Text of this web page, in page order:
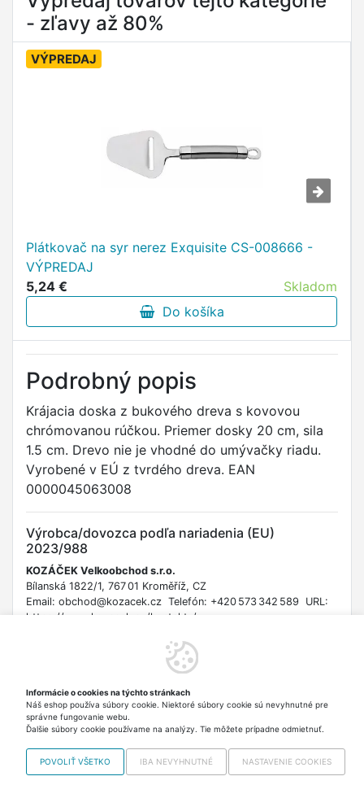
- zľavy až 80%
VÝPREDAJ
Plátkovač na syr nerez Exquisite CS-008666 -
VÝPREDAJ
5,24 €
Skladom
Do košíka
Podrobný popis
Krájacia doska z bukového dreva s kovovou
chrómovanou rúčkou. Priemer dosky 20 cm, sila
1.5 cm. Drevo nie je vhodné do umývačky riadu.
Vyrobené v EÚ z tvrdého dreva. EAN
0000045063008
Výrobca/dovozca podľa nariadenia (EU)
2023/988
KOZÁČEK Velkoobchod s.r.o.
Bílanská 1822/1, 767 01 Kroměříž, CZ
Email: obchod@kozacek.cz Telefón: +420 573 342 589 URL:
https://www.kozacek.cz/kontakty/
Bezpečnostné informácie
do umývačky riadu. Pravidelne ošetrujte vhodným olejom.
Vhodné pre styk s potravinami podľa nariadenia (ES) č.
1935/2004.
Copyright © 2012-2026 VISO TRADE s.r.o.,
Informácie o cookies na týchto stránkach
Náš eshop používa súbory cookie. Niektoré súbory cookie sú nevyhnutné pre
správne fungovanie webu.
Ďalšie súbory cookie používame na analýzy. Tie môžete prípadne odmietnuť.
POVOLIŤ VŠETKO IBA NEVYHNUTNÉ NASTAVENIE COOKIES